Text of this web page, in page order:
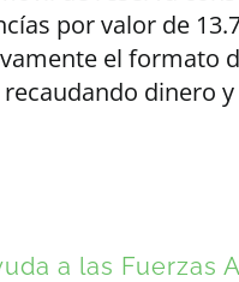
por valor de
el formato
dinero
a las Fuerzas